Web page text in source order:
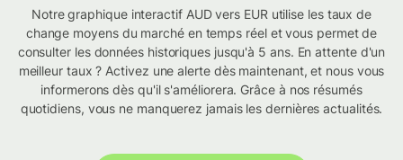
Notre graphique interactif AUD vers EUR utilise les taux de
change moyens du marché en temps réel et vous permet de
consulter les données historiques jusqu'à 5 ans. En attente d'un
meilleur taux ? Activez une alerte dès maintenant, et nous vous
informerons dès qu'il s'améliorera. Grâce à nos résumés
quotidiens, vous ne manquerez jamais les dernières actualités.